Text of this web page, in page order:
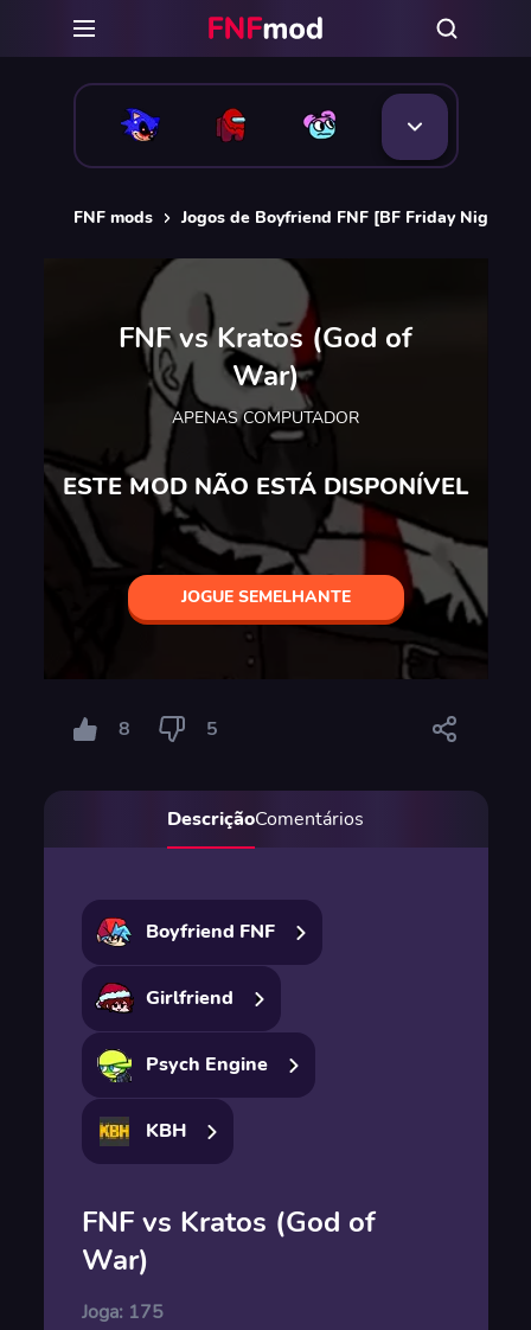
FNF mods Jogos de Boyfriend FNF [BF Friday Night
FNF vs Kratos (God of
War)
APENAS COMPUTADOR
ESTE MOD NÃO ESTÁ DISPONÍVEL
JOGUE SEMELHANTE
8 5
DescriçãoComentários
Boyfriend FNF
Girlfriend
Psych Engine
KBH
FNF vs Kratos (God of
War)
Joga: 175